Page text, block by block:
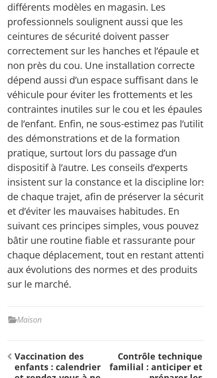
différents modèles en magasin. Les
professionnels soulignent aussi que les
ceintures de sécurité doivent passer
correctement sur les hanches et l’épaule et
non près du cou. Une installation correcte
dépend aussi d’un espace suffisant dans le
véhicule pour éviter les frottements et les
contraintes inutiles sur le cou et les épaules
de l’enfant. Enfin, ne sous-estimez pas l’utilité
des démonstrations et de la formation
pratique, surtout lors du passage d’un
dispositif à l’autre. Les conseils d’experts
insistent sur la constance et la discipline lors
de chaque trajet, afin de préserver la sécurité
et d’éviter les mauvaises habitudes. En
suivant ces principes simples, vous pouvez
bâtir une routine fiable et rassurante pour
chaque déplacement, tout en restant attentif
aux évolutions des normes et des produits
sur le marché.
Maison
Navigation
de
Vaccination des
enfants : calendrier
Contrôle technique
familial : anticiper et